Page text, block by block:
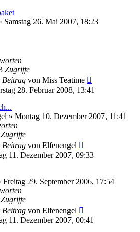
Samstag 26. Mai 2007, 18:23
Zugriffe
Beitrag von Miss Teatime
28. Februar 2008, 13:41
» Montag 10. Dezember 2007, 11:41
Zugriffe
Beitrag von Elfenengel
11. Dezember 2007, 09:33
Freitag 29. September 2006, 17:54
Zugriffe
Beitrag von Elfenengel
11. Dezember 2007, 00:41